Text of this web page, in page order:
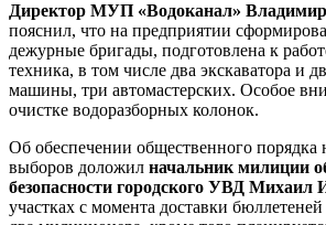
Директор МУП «Водоканал»
пояснил, что на предприятии
дежурные бригады, подготовлена к
техника, в том числе два экскаватора и
машины, три автомастерских. Особое
очистке водоразборных колонок.
Об обеспечении общественного порядка
выборов доложил начальник милиции
безопасности городского УВД Михаил
участках с момента доставки